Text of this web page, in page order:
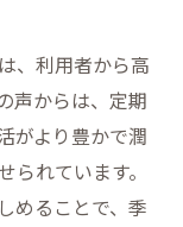
、利用者から高
声からは、定期
がより豊かで潤
れています。
めることで、季